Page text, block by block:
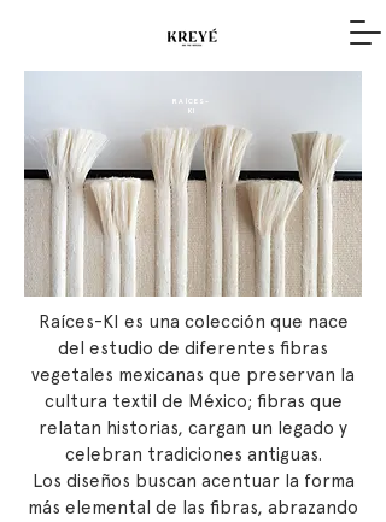
RAÍCES-
KI
Raíces-KI es una colección que nace
del estudio de diferentes fibras
vegetales mexicanas que preservan la
cultura textil de México; fibras que
relatan historias, cargan un legado y
celebran tradiciones antiguas.
Los diseños buscan acentuar la forma
más elemental de las fibras, abrazando